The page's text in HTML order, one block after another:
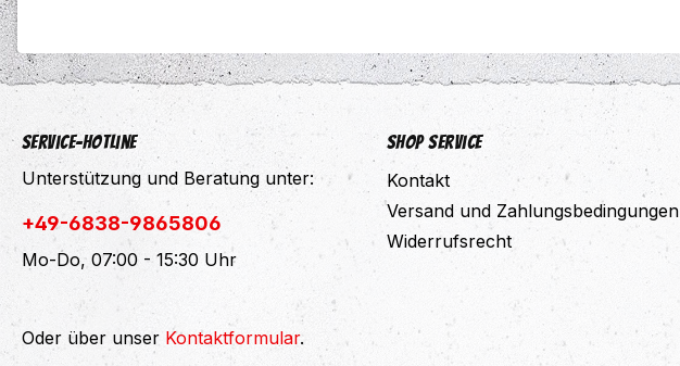
Service-Hotline
Unterstützung und Beratung unter:
+49-6838-9865806
Mo-Do, 07:00 - 15:30 Uhr
Oder über unser Kontaktformular.
Shop Service
Kontakt
Versand und Zahlungsbedingungen
Widerrufsrecht